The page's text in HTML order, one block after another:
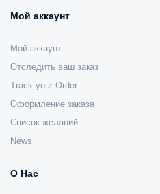
Мой аккаунт
Мой аккаунт
Отследить ваш заказ
Track your Order
Оформление заказа
Список желаний
News
О Нас